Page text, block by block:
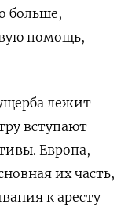
больше,
помощь,
лежит
вступают
Европа,
их часть,
к аресту